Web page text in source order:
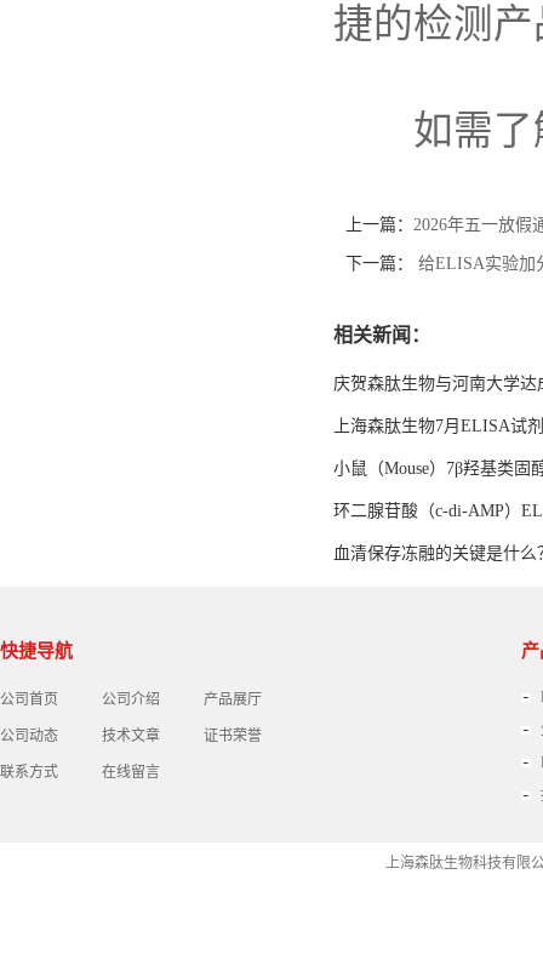
捷的检测
如需
上一篇： 2026年五一放假
下一篇： 给ELISA实验加
相关新闻：
庆贺森肽生物与河南大学达
上海森肽生物7月ELISA试
小鼠（Mouse）7β羟基类固
环二腺苷酸（c-di-AMP）
血清保存冻融的关键是什么
快捷导航
公司首页 公司介绍 产品展厅
公司动态 技术文章 证书荣誉
联系方式 在线留言
上海森肽生物科技有限